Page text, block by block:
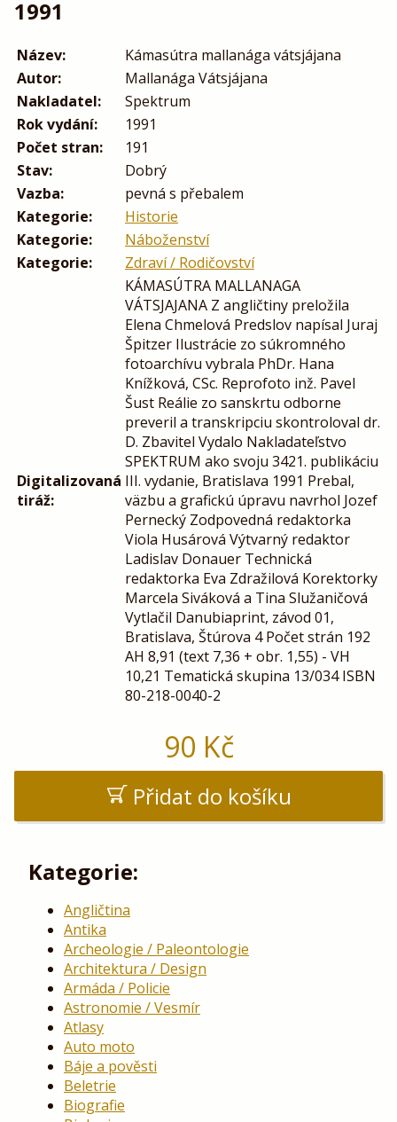
1991
Název:
Kámasútra mallanága vátsjájana
Autor:
Mallanága Vátsjájana
Nakladatel:
Spektrum
Rok vydání:
1991
Počet stran:
191
Stav:
Dobrý
Vazba:
pevná s přebalem
Kategorie:
Historie
Kategorie:
Náboženství
Kategorie:
Zdraví / Rodičovství
Digitalizovaná
tiráž:
KÁMASÚTRA MALLANAGA
VÁTSJAJANA Z angličtiny preložila
Elena Chmelová Predslov napísal Juraj
Špitzer Ilustrácie zo súkromného
fotoarchívu vybrala PhDr. Hana
Knížková, CSc. Reprofoto inž. Pavel
Šust Reálie zo sanskrtu odborne
preveril a transkripciu skontroloval dr.
D. Zbavitel Vydalo Nakladateľstvo
SPEKTRUM ako svoju 3421. publikáciu
III. vydanie, Bratislava 1991 Prebal,
väzbu a grafickú úpravu navrhol Jozef
Pernecký Zodpovedná redaktorka
Viola Husárová Výtvarný redaktor
Ladislav Donauer Technická
redaktorka Eva Zdražilová Korektorky
Marcela Siváková a Tina Služaničová
Vytlačil Danubiaprint, závod 01,
Bratislava, Štúrova 4 Počet strán 192
AH 8,91 (text 7,36 + obr. 1,55) - VH
10,21 Tematická skupina 13/034 ISBN
80-218-0040-2
90 Kč
Přidat do košíku
Kategorie:
Angličtina
Antika
Archeologie / Paleontologie
Architektura / Design
Armáda / Policie
Astronomie / Vesmír
Atlasy
Auto moto
Báje a pověsti
Beletrie
Biografie